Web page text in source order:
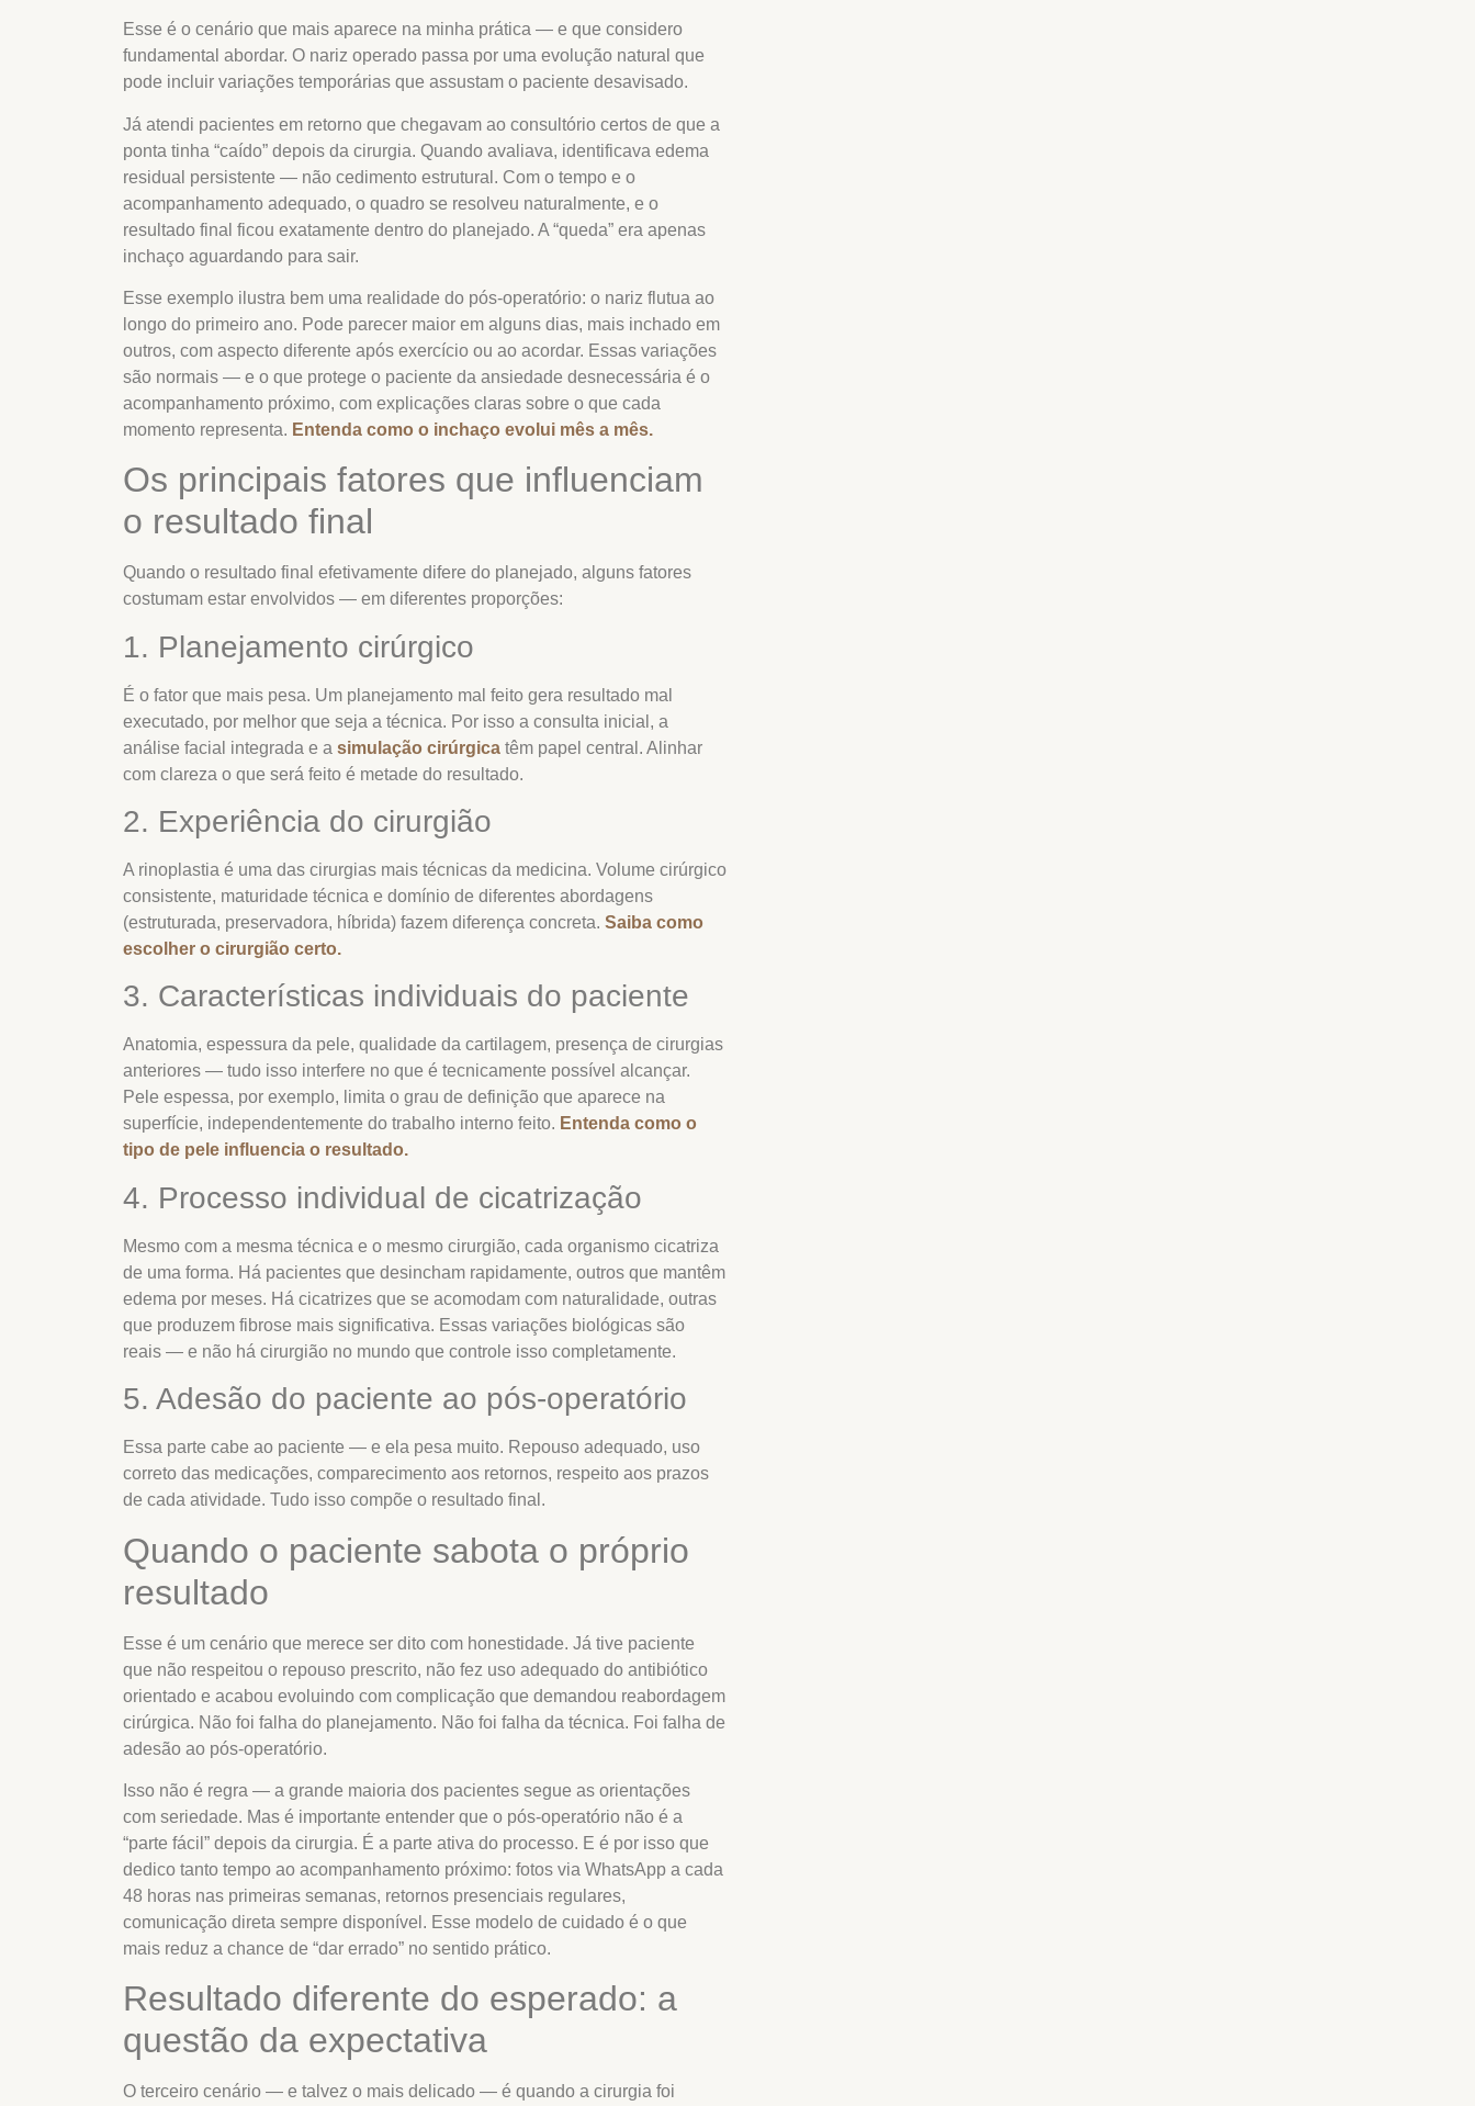
Esse é o cenário que mais aparece na minha prática — e que considero
fundamental abordar. O nariz operado passa por uma evolução natural que
pode incluir variações temporárias que assustam o paciente desavisado.
Já atendi pacientes em retorno que chegavam ao consultório certos de que a
ponta tinha “caído” depois da cirurgia. Quando avaliava, identificava edema
residual persistente — não cedimento estrutural. Com o tempo e o
acompanhamento adequado, o quadro se resolveu naturalmente, e o
resultado final ficou exatamente dentro do planejado. A “queda” era apenas
inchaço aguardando para sair.
Esse exemplo ilustra bem uma realidade do pós-operatório: o nariz flutua ao
longo do primeiro ano. Pode parecer maior em alguns dias, mais inchado em
outros, com aspecto diferente após exercício ou ao acordar. Essas variações
são normais — e o que protege o paciente da ansiedade desnecessária é o
acompanhamento próximo, com explicações claras sobre o que cada
momento representa. Entenda como o inchaço evolui mês a mês.
Os principais fatores que influenciam
o resultado final
Quando o resultado final efetivamente difere do planejado, alguns fatores
costumam estar envolvidos — em diferentes proporções:
1. Planejamento cirúrgico
É o fator que mais pesa. Um planejamento mal feito gera resultado mal
executado, por melhor que seja a técnica. Por isso a consulta inicial, a
análise facial integrada e a simulação cirúrgica têm papel central. Alinhar
com clareza o que será feito é metade do resultado.
2. Experiência do cirurgião
A rinoplastia é uma das cirurgias mais técnicas da medicina. Volume cirúrgico
consistente, maturidade técnica e domínio de diferentes abordagens
(estruturada, preservadora, híbrida) fazem diferença concreta. Saiba como
escolher o cirurgião certo.
3. Características individuais do paciente
Anatomia, espessura da pele, qualidade da cartilagem, presença de cirurgias
anteriores — tudo isso interfere no que é tecnicamente possível alcançar.
Pele espessa, por exemplo, limita o grau de definição que aparece na
superfície, independentemente do trabalho interno feito. Entenda como o
tipo de pele influencia o resultado.
4. Processo individual de cicatrização
Mesmo com a mesma técnica e o mesmo cirurgião, cada organismo cicatriza
de uma forma. Há pacientes que desincham rapidamente, outros que mantêm
edema por meses. Há cicatrizes que se acomodam com naturalidade, outras
que produzem fibrose mais significativa. Essas variações biológicas são
reais — e não há cirurgião no mundo que controle isso completamente.
5. Adesão do paciente ao pós-operatório
Essa parte cabe ao paciente — e ela pesa muito. Repouso adequado, uso
correto das medicações, comparecimento aos retornos, respeito aos prazos
de cada atividade. Tudo isso compõe o resultado final.
Quando o paciente sabota o próprio
resultado
Esse é um cenário que merece ser dito com honestidade. Já tive paciente
que não respeitou o repouso prescrito, não fez uso adequado do antibiótico
orientado e acabou evoluindo com complicação que demandou reabordagem
cirúrgica. Não foi falha do planejamento. Não foi falha da técnica. Foi falha de
adesão ao pós-operatório.
Isso não é regra — a grande maioria dos pacientes segue as orientações
com seriedade. Mas é importante entender que o pós-operatório não é a
“parte fácil” depois da cirurgia. É a parte ativa do processo. E é por isso que
dedico tanto tempo ao acompanhamento próximo: fotos via WhatsApp a cada
48 horas nas primeiras semanas, retornos presenciais regulares,
comunicação direta sempre disponível. Esse modelo de cuidado é o que
mais reduz a chance de “dar errado” no sentido prático.
Resultado diferente do esperado: a
questão da expectativa
O terceiro cenário — e talvez o mais delicado — é quando a cirurgia foi